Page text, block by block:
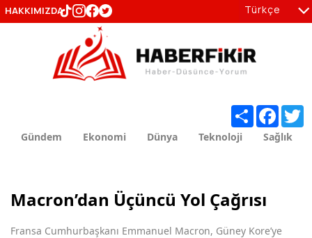
Gündem Ekonomi Dünya Teknoloji Sağlık
Macron’dan Üçüncü Yol Çağrısı
Fransa Cumhurbaşkanı Emmanuel Macron, Güney Kore’ye
Share
Türkçe
en
HAKKIMIZDA